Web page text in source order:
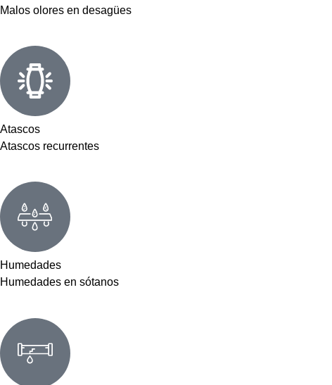
Malos olores en desagües
Atascos
Atascos recurrentes
Humedades
Humedades en sótanos